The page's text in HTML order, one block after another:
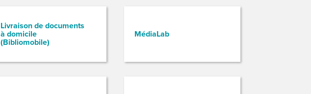
Livraison de documents
à domicile
(Bibliomobile)
MédiaLab